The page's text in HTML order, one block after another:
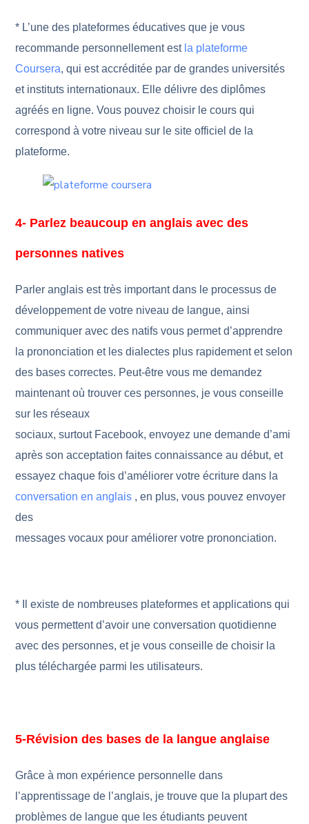
* L’une des plateformes éducatives que je vous
recommande personnellement est la plateforme
Coursera, qui est accréditée par de grandes universités
et instituts internationaux. Elle délivre des diplômes
agréés en ligne. Vous pouvez choisir le cours qui
correspond à votre niveau sur le site officiel de la
plateforme.
4- Parlez beaucoup en anglais avec des
personnes natives
Parler anglais est très important dans le processus de
développement de votre niveau de langue, ainsi
communiquer avec des natifs vous permet d’apprendre
la prononciation et les dialectes plus rapidement et selon
des bases correctes. Peut-être vous me demandez
maintenant où trouver ces personnes, je vous conseille
sur les réseaux
sociaux, surtout Facebook, envoyez une demande d’ami
après son acceptation faites connaissance au début, et
essayez chaque fois d’améliorer votre écriture dans la
conversation en anglais , en plus, vous pouvez envoyer
des
messages vocaux pour améliorer votre prononciation.
* Il existe de nombreuses plateformes et applications qui
vous permettent d’avoir une conversation quotidienne
avec des personnes, et je vous conseille de choisir la
plus téléchargée parmi les utilisateurs.
5-Révision des bases de la langue anglaise
Grâce à mon expérience personnelle dans
l’apprentissage de l’anglais, je trouve que la plupart des
problèmes de langue que les étudiants peuvent